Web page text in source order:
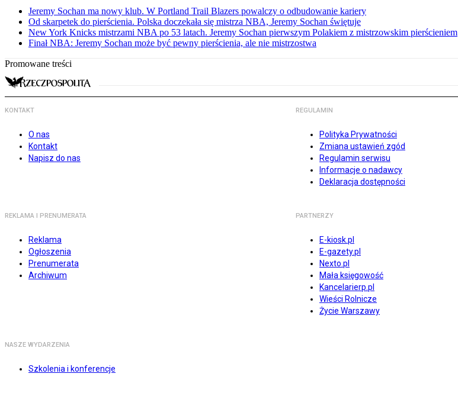
Jeremy Sochan ma nowy klub. W Portland Trail Blazers powalczy o odbudowanie kariery
Od skarpetek do pierścienia. Polska doczekała się mistrza NBA, Jeremy Sochan świętuje
New York Knicks mistrzami NBA po 53 latach. Jeremy Sochan pierwszym Polakiem z mistrzowskim pierścieniem
Finał NBA: Jeremy Sochan może być pewny pierścienia, ale nie mistrzostwa
Promowane treści
KONTAKT
O nas
Kontakt
Napisz do nas
REGULAMIN
Polityka Prywatności
Zmiana ustawień zgód
Regulamin serwisu
Informacje o nadawcy
Deklaracja dostępności
REKLAMA I PRENUMERATA
Reklama
Ogłoszenia
Prenumerata
Archiwum
PARTNERZY
E-kiosk.pl
E-gazety.pl
Nexto.pl
Mała księgowość
Kancelarierp.pl
Wieści Rolnicze
Życie Warszawy
NASZE WYDARZENIA
Szkolenia i konferencje